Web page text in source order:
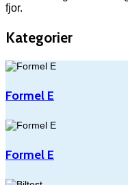
fjor.
Kategorier
Formel E
Formel E